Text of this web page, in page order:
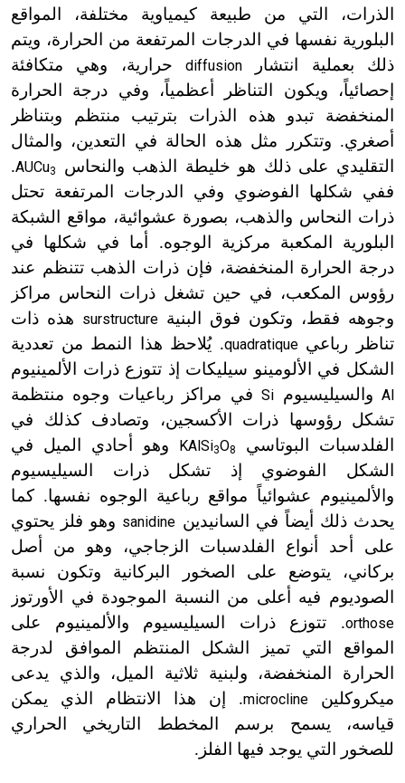
الذرات، التي من طبيعة كيمياوية مختلفة، المواقع
البلورية نفسها في الدرجات المرتفعة من الحرارة، ويتم
ذلك بعملية انتشار diffusion حرارية، وهي متكافئة
إحصائياً، ويكون التناظر أعظمياً، وفي درجة الحرارة
المنخفضة تبدو هذه الذرات بترتيب منتظم وبتناظر
أصغري. وتتكرر مثل هذه الحالة في التعدين، والمثال
التقليدي على ذلك هو خليطة الذهب والنحاس
AUCu3
.
ففي شكلها الفوضوي وفي الدرجات المرتفعة تحتل
ذرات النحاس والذهب، بصورة عشوائية، مواقع الشبكة
البلورية المكعبة مركزية الوجوه. أما في شكلها في
درجة الحرارة المنخفضة، فإن ذرات الذهب تتنظم عند
رؤوس المكعب، في حين تشغل ذرات النحاس مراكز
وجوهه فقط، وتكون فوق البنية surstructure هذه ذات
تناظر رباعيquadratique. يُلاحظ هذا النمط من تعددية
الشكل في الألومينو سيليكات إذ تتوزع ذرات الألمينيوم
Alوالسيليسيوم Siفي مراكز رباعيات وجوه منتظمة
تشكل رؤوسها ذرات الأكسجين، وتصادف كذلك في
الفلدسبات البوتاسي
KAlSi3O8
وهو أحادي الميل في
الشكل الفوضوي إذ تشكل ذرات السيليسيوم
والألمينيوم عشوائياً مواقع رباعية الوجوه نفسها. كما
يحدث ذلك أيضاً في السانيدين sanidine وهو فلز يحتوي
على أحد أنواع الفلدسبات الزجاجي، وهو من أصل
بركاني، يتوضع على الصخور البركانية وتكون نسبة
الصوديوم فيه أعلى من النسبة الموجودة في الأورتوز
orthose. تتوزع ذرات السيليسيوم والألمينيوم على
المواقع التي تميز الشكل المنتظم الموافق لدرجة
الحرارة المنخفضة، ولبنية ثلاثية الميل، والذي يدعى
ميكروكلين microcline. إن هذا الانتظام الذي يمكن
قياسه، يسمح برسم المخطط التاريخي الحراري
للصخور التي يوجد فيها الفلز.